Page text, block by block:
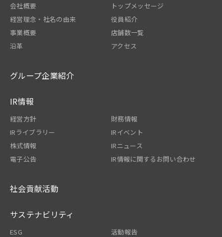
会社概要
トップメッセージ
経営理念・社名の由来
役員紹介
事業概要
店舗数一覧
沿革
アクセス
グループ企業紹介
IR情報
経営方針
財務情報
IRライブラリー
IRイベント
株式情報
IRニュース
電子公告
IR情報に関するお問い合わせ
社会貢献活動
サステナビリティ
ESG 活動報告